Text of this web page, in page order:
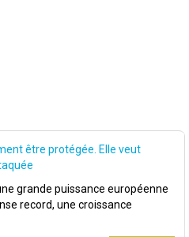
être protégée. Elle veut
grande puissance européenne
record, une croissance